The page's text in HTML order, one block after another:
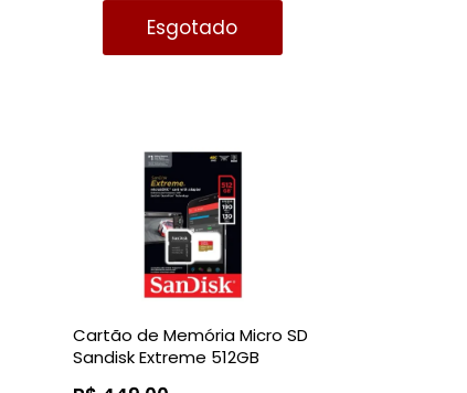
Esgotado
Cartão de Memória Micro SD
Sandisk Extreme 512GB